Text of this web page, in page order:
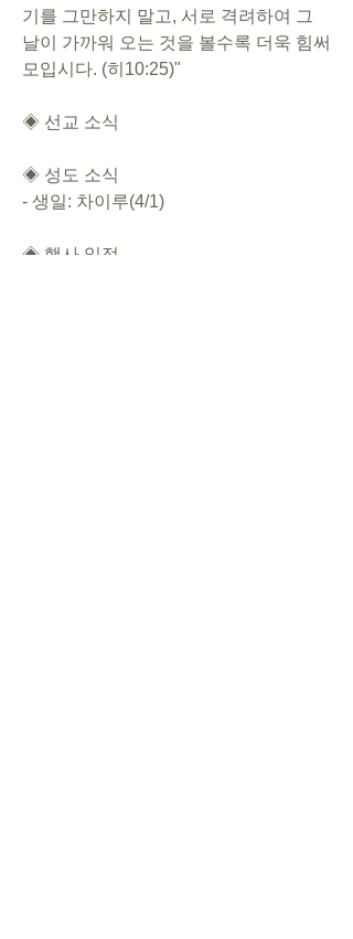
기를 그만하지 말고, 서로 격려하여 그
날이 가까워 오는 것을 볼수록 더욱 힘써
모입시다. (히10:25)"
◈ 선교 소식
◈ 성도 소식
- 생일: 차이루(4/1)
◈ 행사 일정